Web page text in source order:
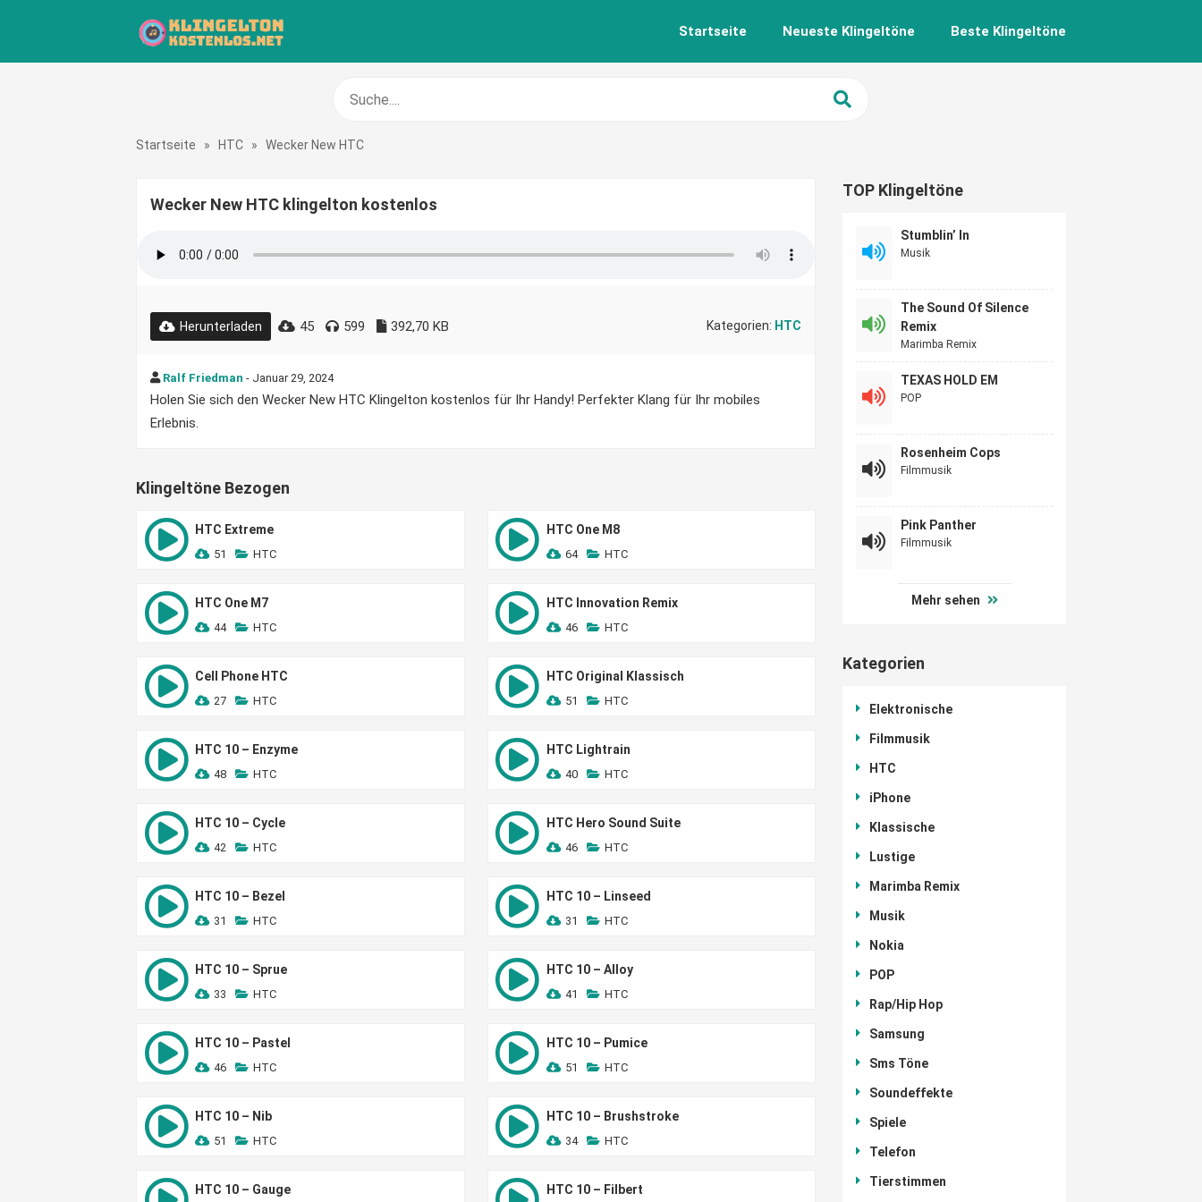
Startseite Neueste Klingeltöne Beste Klingeltöne
Startseite » HTC » Wecker New HTC
Wecker New HTC klingelton kostenlos
Herunterladen 45 599 392,70 KB Kategorien: HTC
Ralf Friedman - Januar 29, 2024
Holen Sie sich den Wecker New HTC Klingelton kostenlos für Ihr Handy! Perfekter Klang für Ihr mobiles
Erlebnis.
Klingeltöne Bezogen
HTC Extreme
51 HTC
HTC One M8
64 HTC
HTC One M7
44 HTC
HTC Innovation Remix
46 HTC
Cell Phone HTC
27 HTC
HTC Original Klassisch
51 HTC
HTC 10 – Enzyme
48 HTC
HTC Lightrain
40 HTC
HTC 10 – Cycle
42 HTC
HTC Hero Sound Suite
46 HTC
HTC 10 – Bezel
31 HTC
HTC 10 – Linseed
31 HTC
HTC 10 – Sprue
33 HTC
HTC 10 – Alloy
41 HTC
HTC 10 – Pastel
46 HTC
HTC 10 – Pumice
51 HTC
HTC 10 – Nib
51 HTC
HTC 10 – Brushstroke
34 HTC
HTC 10 – Gauge HTC 10 – Filbert
TOP Klingeltöne
Stumblin’ In
Musik
The Sound Of Silence
Remix
Marimba Remix
TEXAS HOLD EM
POP
Rosenheim Cops
Filmmusik
Pink Panther
Filmmusik
Mehr sehen
Kategorien
Elektronische
Filmmusik
HTC
iPhone
Klassische
Lustige
Marimba Remix
Musik
Nokia
POP
Rap/Hip Hop
Samsung
Sms Töne
Soundeffekte
Spiele
Telefon
Tierstimmen